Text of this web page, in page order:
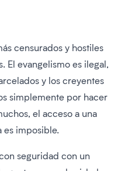
censurados y hostiles
El evangelismo es ilegal,
y los creyentes
simplemente por hacer
el acceso a una
es imposible.
seguridad con un